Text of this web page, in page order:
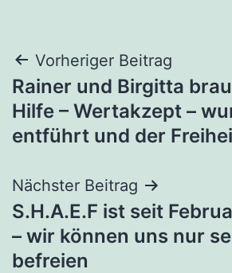
Vorheriger Beitrag
Rainer und Birgitta
Hilfe – Wertakzept –
entführt und der
Nächster Beitrag
S.H.A.E.F ist seit
– wir können uns nur
befreien